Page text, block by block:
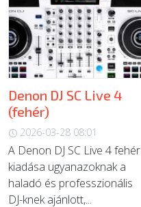
Denon DJ SC Live 4
(fehér)
2026-03-28 08:01
A Denon DJ SC Live 4 fehér
kiadása ugyanazoknak a
haladó és professzionális
DJ-knek ajánlott,...